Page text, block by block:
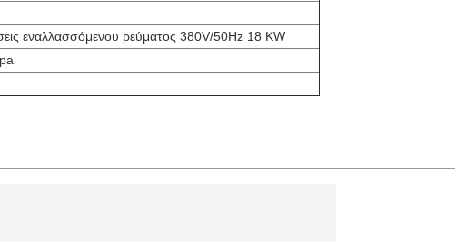
εναλλασσόμενου ρεύματος 380V/50Hz 18 KW